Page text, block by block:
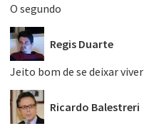
O segundo
Regis Duarte
Jeito bom de se deixar viver
Ricardo Balestreri